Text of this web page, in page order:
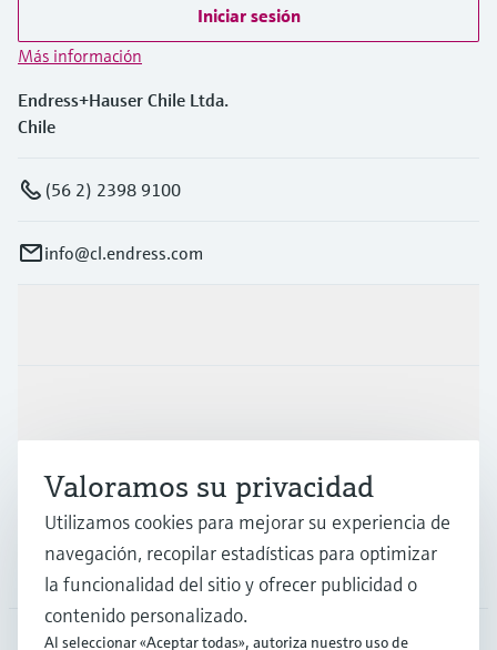
Iniciar sesión
Más información
Endress+Hauser Chile Ltda.
Chile
(56 2) 2398 9100
info@cl.endress.com
Soporte
Compañía
Valoramos su privacidad
Utilizamos cookies para mejorar su experiencia de
navegación, recopilar estadísticas para optimizar
la funcionalidad del sitio y ofrecer publicidad o
contenido personalizado.
Al seleccionar «Aceptar todas», autoriza nuestro uso de